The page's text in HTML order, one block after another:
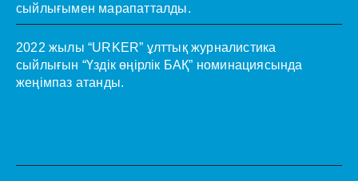
сыйлығымен марапатталды.
2022 жылы “URKER” ұлттық журналистика
сыйлығын “Үздік өңірлік БАҚ” номинациясында
жеңімпаз атанды.